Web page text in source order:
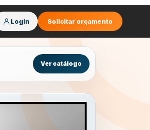
Login Solicitar orçamento
Ver catálogo